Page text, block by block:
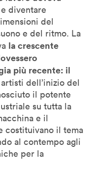
diventare
del
e del ritmo. La
la crescente
più recente: il
dell’inizio del
il potente
su tutta la
e il
costituivano il tema
al contempo agli
per la